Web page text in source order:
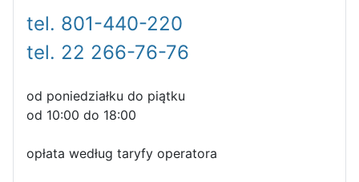
tel. 801-440-220
tel. 22 266-76-76
od poniedziałku do piątku
od 10:00 do 18:00
opłata według taryfy operatora